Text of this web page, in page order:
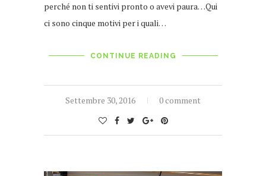
perché non ti sentivi pronto o avevi paura…Qui
ci sono cinque motivi per i quali…
CONTINUE READING
Settembre 30, 2016 0 comment